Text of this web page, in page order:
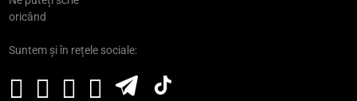
oricând
Suntem și în rețele sociale: